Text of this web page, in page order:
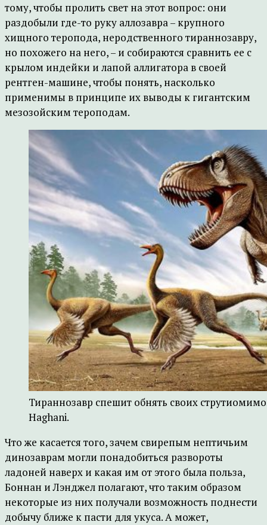
тому, чтобы пролить свет на этот вопрос: они
раздобыли где-то руку аллозавра – крупного
хищного теропода, неродственного тираннозавру,
но похожего на него, – и собираются сравнить ее с
крылом индейки и лапой аллигатора в своей
рентген-машине, чтобы понять, насколько
применимы в принципе их выводы к гигантским
мезозойским тероподам.
Тираннозавр спешит обнять своих
Haghani.
Что же касается того, зачем свирепым нептичьим
динозаврам могли понадобиться развороты
ладоней наверх и какая им от этого была польза,
Боннан и Лэнджел полагают, что таким образом
некоторые из них получали возможность поднести
добычу ближе к пасти для укуса. А может,